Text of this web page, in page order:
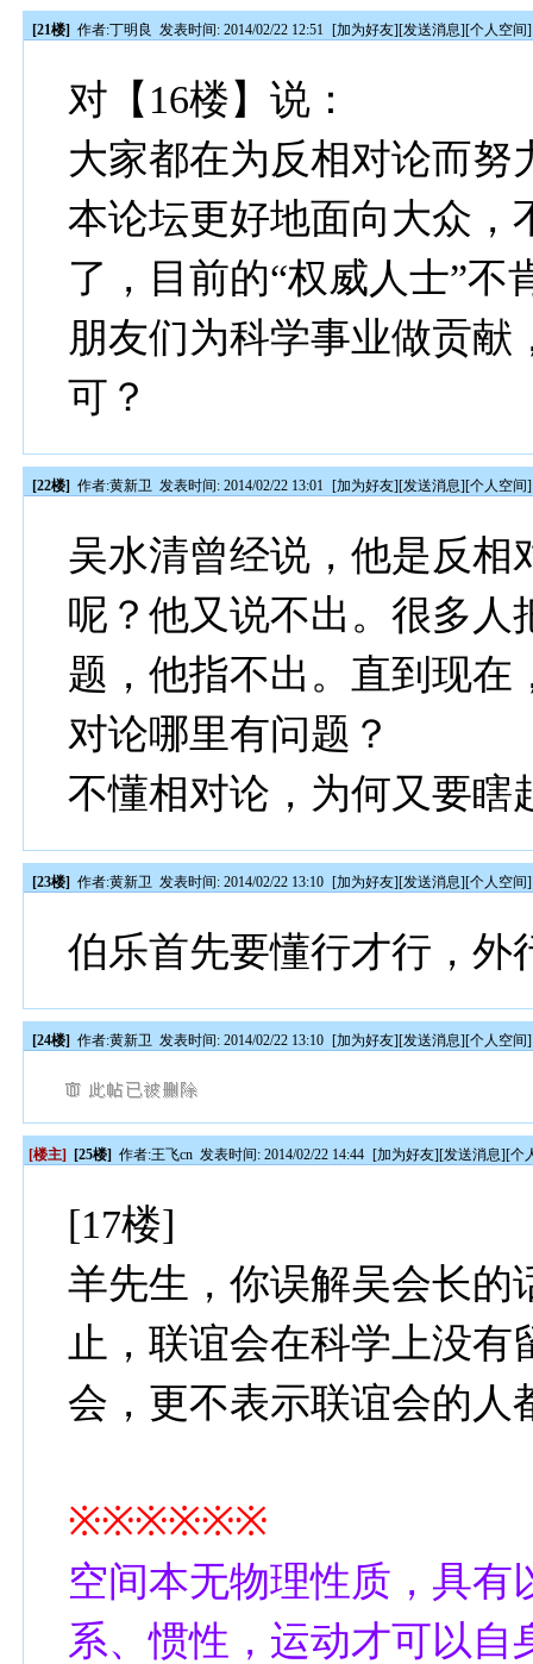
[21楼] 作者:丁明良 发表时间: 2014/02/22 12:51 [加为好友][发送消息][个人空间]
对【16楼】说：
大家都在为反相对论而努
本论坛更好地面向大众，
了，目前的“权威人士”
朋友们为科学事业做贡
可？
[22楼] 作者:黄新卫 发表时间: 2014/02/22 13:01 [加为好友][发送消息][个人空间]
吴水清曾经说，他是反相
呢？他又说不出。很多人
题，他指不出。直到现在
对论哪里有问题？
不懂相对论，为何又要瞎
[23楼] 作者:黄新卫 发表时间: 2014/02/22 13:10 [加为好友][发送消息][个人空间]
伯乐首先要懂行才行，外
[24楼] 作者:黄新卫 发表时间: 2014/02/22 13:10 [加为好友][发送消息][个人空间]
[楼主] [25楼] 作者:王飞cn 发表时间: 2014/02/22 14:44 [加为好友][发送消息][个
[17楼]
羊先生，你误解吴会长的
止，联谊会在科学上没
会，更不表示联谊会的人
※※※※※※
空间本无物理性质，具有
系、惯性，运动才可以自